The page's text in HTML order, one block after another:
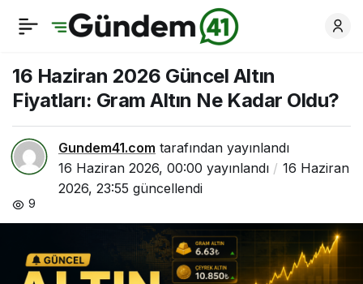
16 Haziran 2026 Güncel Altın
Fiyatları: Gram Altın Ne Kadar Oldu?
Gundem41.com tarafından yayınlandı
16 Haziran 2026, 00:00 yayınlandı
16 Haziran
2026, 23:55 güncellendi
9
15 Haziran 2026
Güncel Altın Fiyatları:
Gram Altın Ne Kadar
Oldu?
Paylaş